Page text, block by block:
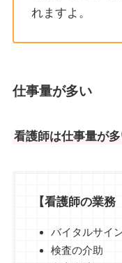
れますよ。
仕事量が多い
看護師は仕事量が多
【看護師の業務
バイタルサイ
検査の介助